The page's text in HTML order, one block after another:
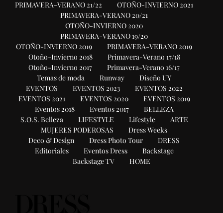
PRIMAVERA-VERANO 21/22
OTOÑO-INVIERNO 2021
PRIMAVERA-VERANO 20/21
OTOÑO-INVIERNO 2020
PRIMAVERA-VERANO 19/20
OTOÑO-INVIERNO 2019
PRIMAVERA-VERANO 2019
Otoño-Invierno 2018
Primavera-Verano 17/18
Otoño-Invierno 2017
Primavera-Verano 16/17
Temas de moda
Runway
Diseño UY
EVENTOS
EVENTOS 2023
EVENTOS 2022
EVENTOS 2021
EVENTOS 2020
EVENTOS 2019
Eventos 2018
Eventos 2017
BELLEZA
S.O.S. Belleza
LIFESTYLE Lifestyle
ARTE
MUJERES PODEROSAS
Dress Weeks
Deco & Design
Dress Photo Tour
DRESS
Editoriales
Eventos Dress
Backstage
Backstage TV
HOME